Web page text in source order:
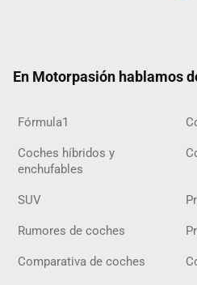
En Motorpasión hablamos
Fórmula1
Coches híbridos y
enchufables
SUV
Rumores de coches
Comparativa de coches